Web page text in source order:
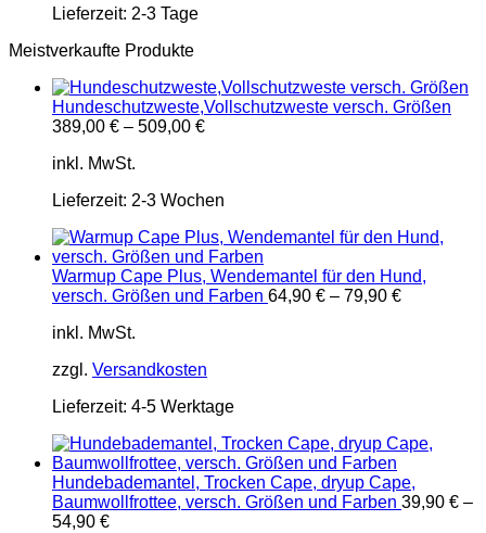
Lieferzeit: 2-3 Tage
Meistverkaufte Produkte
Hundeschutzweste,Vollschutzweste versch. Größen
389,00 € – 509,00 €
inkl. MwSt.
Lieferzeit: 2-3 Wochen
Warmup Cape Plus, Wendemantel für den Hund,
versch. Größen und Farben 64,90 € – 79,90 €
inkl. MwSt.
zzgl. Versandkosten
Lieferzeit: 4-5 Werktage
Hundebademantel, Trocken Cape, dryup Cape,
Baumwollfrottee, versch. Größen und Farben 39,90 € –
54,90 €